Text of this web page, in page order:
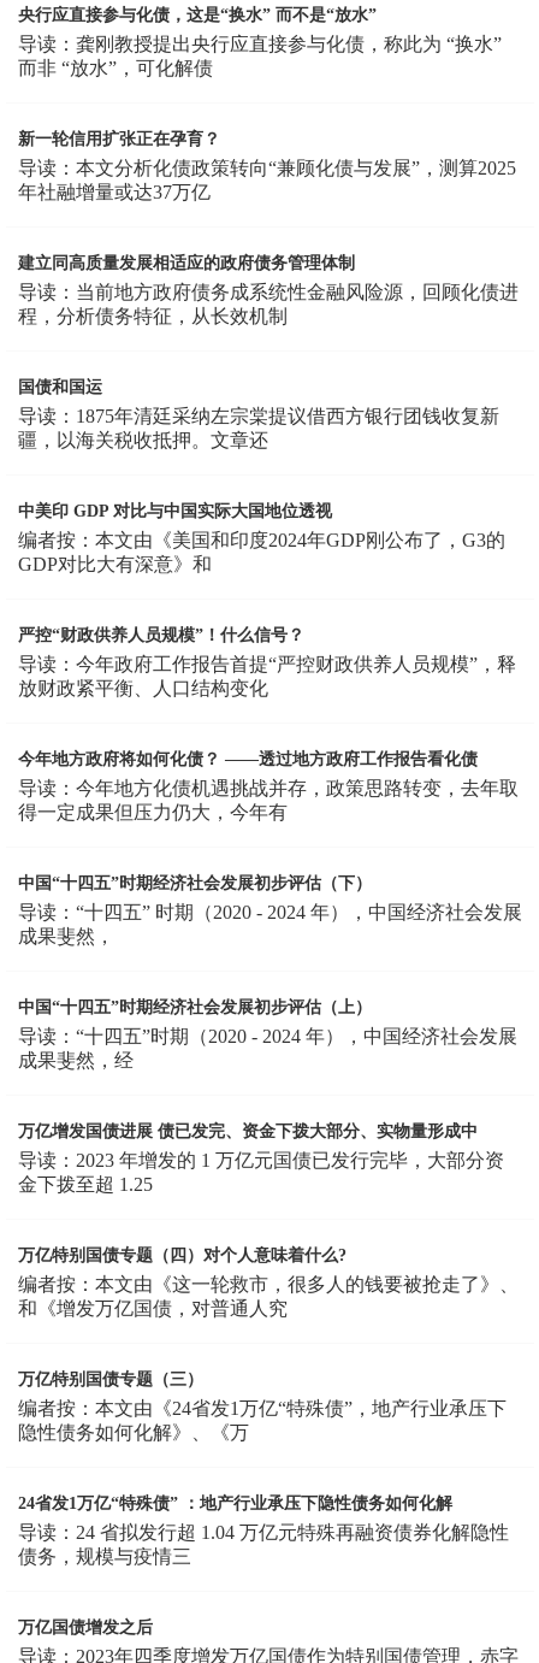
央行应直接参与化债，这是“换水” 而不是“放水”
导读：龚刚教授提出央行应直接参与化债，称此为 “换水”
而非 “放水”，可化解债
新一轮信用扩张正在孕育？
导读：本文分析化债政策转向“兼顾化债与发展”，测算2025
年社融增量或达37万亿
建立同高质量发展相适应的政府债务管理体制
导读：当前地方政府债务成系统性金融风险源，回顾化债进
程，分析债务特征，从长效机制
国债和国运
导读：1875年清廷采纳左宗棠提议借西方银行团钱收复新
疆，以海关税收抵押。文章还
中美印 GDP 对比与中国实际大国地位透视
编者按：本文由《美国和印度2024年GDP刚公布了，G3的
GDP对比大有深意》和
严控“财政供养人员规模”！什么信号？
导读：今年政府工作报告首提“严控财政供养人员规模”，释
放财政紧平衡、人口结构变化
今年地方政府将如何化债？ ——透过地方政府工作报告看化债
导读：今年地方化债机遇挑战并存，政策思路转变，去年取
得一定成果但压力仍大，今年有
中国“十四五”时期经济社会发展初步评估（下）
导读：“十四五” 时期（2020 - 2024 年），中国经济社会发展
成果斐然，
中国“十四五”时期经济社会发展初步评估（上）
导读：“十四五”时期（2020 - 2024 年），中国经济社会发展
成果斐然，经
万亿增发国债进展 债已发完、资金下拨大部分、实物量形成中
导读：2023 年增发的 1 万亿元国债已发行完毕，大部分资
金下拨至超 1.25
万亿特别国债专题（四）对个人意味着什么?
编者按：本文由《这一轮救市，很多人的钱要被抢走了》、
和《增发万亿国债，对普通人究
万亿特别国债专题（三）
编者按：本文由《24省发1万亿“特殊债”，地产行业承压下
隐性债务如何化解》、《万
24省发1万亿“特殊债” ：地产行业承压下隐性债务如何化解
导读：24 省拟发行超 1.04 万亿元特殊再融资债券化解隐性
债务，规模与疫情三
万亿国债增发之后
导读：2023年四季度增发万亿国债作为特别国债管理，赤字